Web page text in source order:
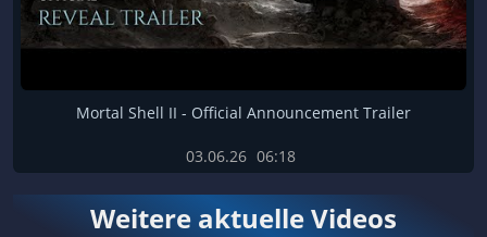
Mortal Shell II - Official Announcement Trailer
03.06.26 06:18
Weitere aktuelle Videos